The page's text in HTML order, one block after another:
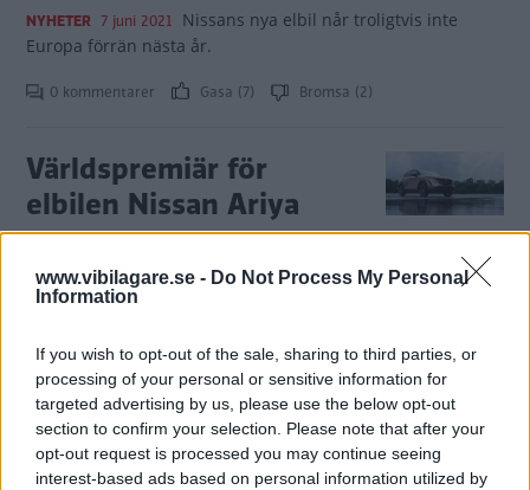
www.vibilagare.se - Do Not Process My Personal
Information
If you wish to opt-out of the sale, sharing to third parties, or
processing of your personal or sensitive information for
targeted advertising by us, please use the below opt-out
section to confirm your selection. Please note that after your
opt-out request is processed you may continue seeing
interest-based ads based on personal information utilized by
NYHETER 7 juni 2021 Nissans nya elbil når troligtvis inte
Europa förrän nästa år.
0 kommentarer Gasa (7) Bromsa (2)
Världspremiär för
elbilen Nissan Ariya
fem olika versioner och har en räckvidd på upp till 50 mil.
Under presentation av Aryia passade Nissan även på att
0 kommentarer Gasa (2) Bromsa (5)
Ariya kan bli nästa elbil
från Nissan